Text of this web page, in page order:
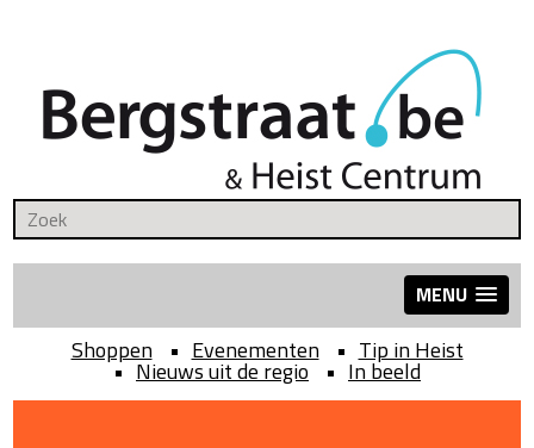
MENU
Shoppen Evenementen Tip in Heist
Nieuws uit de regio In beeld